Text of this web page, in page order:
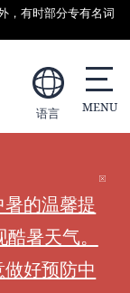
，有时部分专有名词
语言
暑的温馨提
暑天气。
好预防中